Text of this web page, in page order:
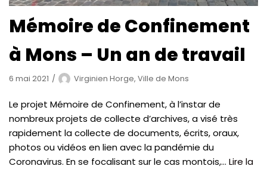
Mémoire de Confinement
à Mons – Un an de travail
6 mai 2021 Virginien Horge, Ville de Mons
Le projet Mémoire de Confinement, à l’instar de
nombreux projets de collecte d’archives, a visé très
rapidement la collecte de documents, écrits, oraux,
photos ou vidéos en lien avec la pandémie du
Coronavirus. En se focalisant sur le cas montois,… Lire la